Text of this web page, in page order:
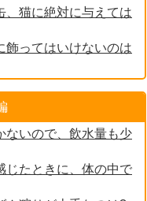
、猫に絶対に与えては
飾ってはいけないのは
ないので、飲水量も少
じたときに、体の中で